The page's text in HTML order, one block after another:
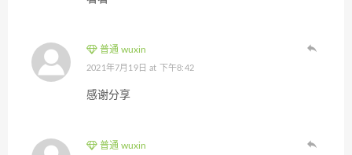
普通 wuxin
2021年7月19日 at 下午8:42
感谢分享
普通 wuxin